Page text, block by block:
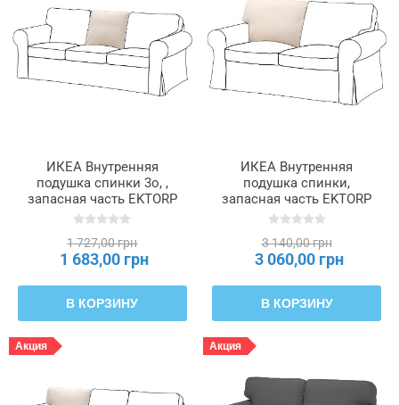
ИКЕА Внутренняя
подушка спинки 3o, ,
запасная часть EKTORP
ЭКТОРП, 604.992.23
1 727,00 грн
1 683,00 грн
В КОРЗИНУ
ИКЕА Внутренняя
подушка спинки,
запасная часть EKTORP
ЭКТОРП, 006.423.56
3 140,00 грн
3 060,00 грн
В КОРЗИНУ
Акция Акция